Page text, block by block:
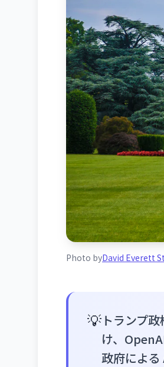
Photo byDavid Everett
💡 トランプ
け、
政府による